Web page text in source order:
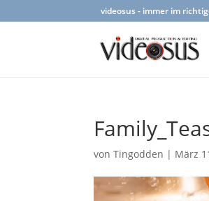
videosus - immer im
vonTingodden | März